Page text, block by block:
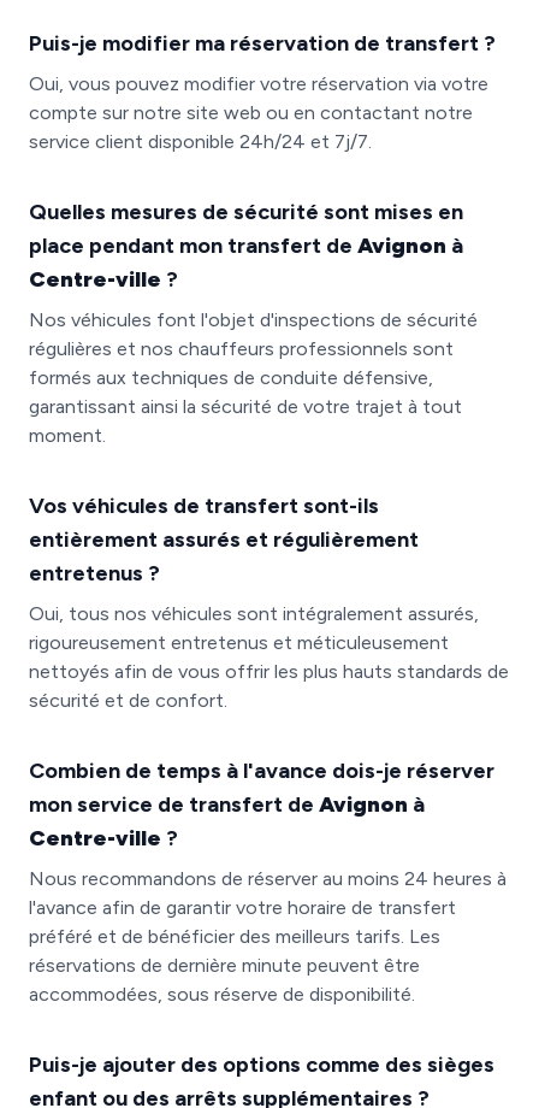
Puis-je modifier ma réservation de transfert ?
Oui, vous pouvez modifier votre réservation via votre
compte sur notre site web ou en contactant notre
service client disponible 24h/24 et 7j/7.
Quelles mesures de sécurité sont mises en
place pendant mon transfert de Avignon à
Centre-ville ?
Nos véhicules font l'objet d'inspections de sécurité
régulières et nos chauffeurs professionnels sont
formés aux techniques de conduite défensive,
garantissant ainsi la sécurité de votre trajet à tout
moment.
Vos véhicules de transfert sont-ils
entièrement assurés et régulièrement
entretenus ?
Oui, tous nos véhicules sont intégralement assurés,
rigoureusement entretenus et méticuleusement
nettoyés afin de vous offrir les plus hauts standards de
sécurité et de confort.
Combien de temps à l'avance dois-je réserver
mon service de transfert de Avignon à
Centre-ville ?
Nous recommandons de réserver au moins 24 heures à
l'avance afin de garantir votre horaire de transfert
préféré et de bénéficier des meilleurs tarifs. Les
réservations de dernière minute peuvent être
accommodées, sous réserve de disponibilité.
Puis-je ajouter des options comme des sièges
enfant ou des arrêts supplémentaires ?